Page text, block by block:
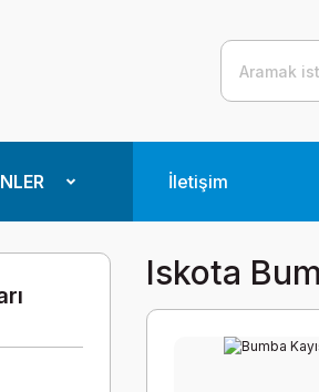
İletişim
Iskota